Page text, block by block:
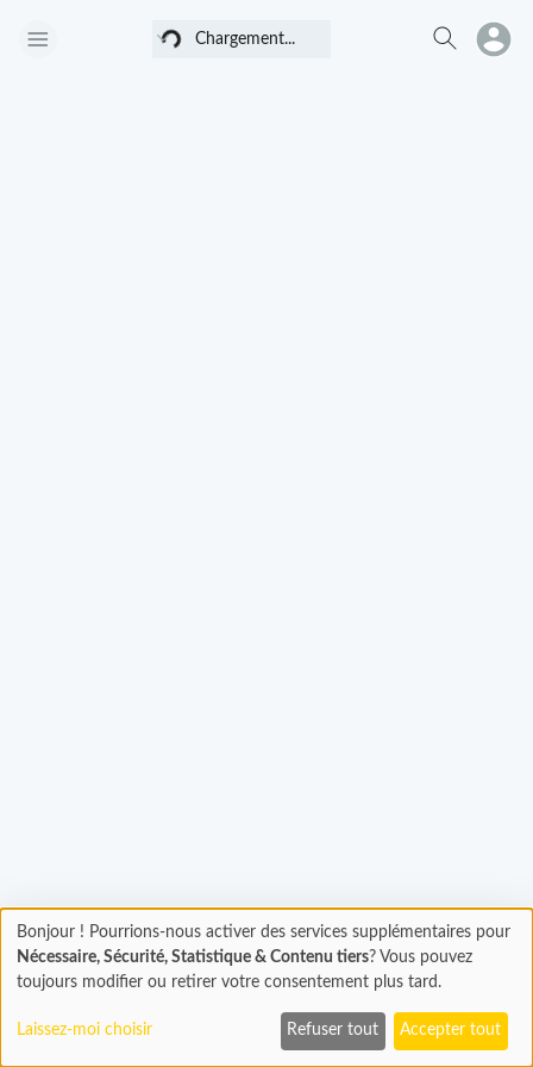
Chargement... Chargement...
Chargement
En cours...
Bonjour ! Pourrions-nous activer des services supplémentaires pour
Nécessaire, Sécurité, Statistique & Contenu tiers? Vous pouvez
toujours modifier ou retirer votre consentement plus tard.
Laissez-moi choisir Refuser tout Accepter tout